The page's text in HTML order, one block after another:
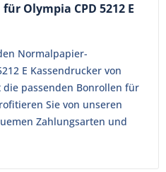
Olympia CPD 5212 E
Normalpapier-
E Kassendrucker von
passenden Bonrollen für
Sie von unseren
Zahlungsarten und